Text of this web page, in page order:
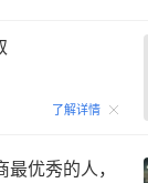
了解详情
优秀的人，